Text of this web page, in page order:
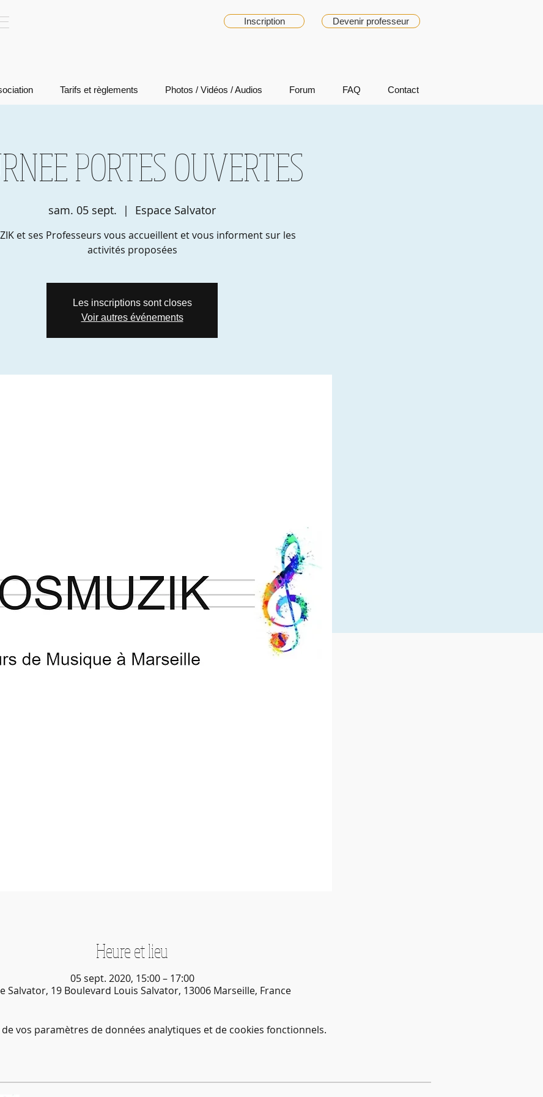
Inscription Devenir professeur
Tarifs et règlements Photos / Vidéos / Audios Forum FAQ Contact
PORTES OUVERTES
sam. 05 sept.
  |
Espace Salvator
et ses Professeurs vous accueillent et vous informent sur les
activités proposées
Les inscriptions sont closes
Voir autres événements
Heure et lieu
05 sept. 2020, 15:00 – 17:00
Salvator, 19 Boulevard Louis Salvator, 13006 Marseille, France
vos paramètres de données analytiques et de cookies fonctionnels.